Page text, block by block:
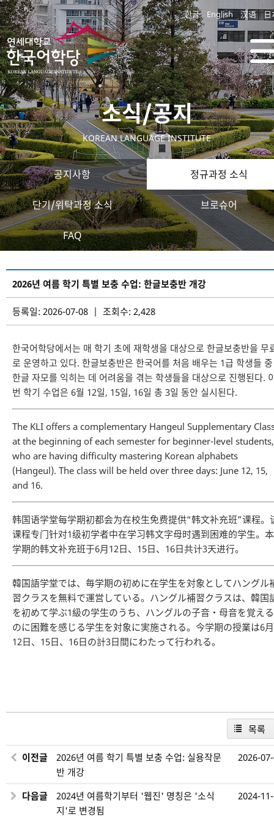
한글 English 汉语 日
소식/공지
KOREAN LANGUAGE INSTITUTE
공지사항 정규과정 소식
단기/위탁과정 소식 브로슈어
FAQ
2026년 여름 학기 특별 보충 수업: 한글보충반 개강
등록일: 2026-07-08 | 조회수: 2,428
한국어학당에서는 매 학기 초에 재학생을 대상으로 한글보충반을 무
로 운영하고 있다. 한글보충반은 한국어를 처음 배우는 1급 학생들 중
한글 자모를 익히는 데 어려움을 겪는 학생들을 대상으로 진행된다.
번 학기 수업은 6월 12일, 15일, 16일 총 3일 동안 실시된다.
The KLI offers a complementary Hangeul Supplementary
at the beginning of each semester for beginner-level students,
who are having difficulty mastering Korean alphabets
(Hangeul). The class will be held over three days: June 12, 15,
and 16.
韩国语学堂每学期初都会为在校生免费提供“韩文补充班”课程。
课程专门针对1级初学者中在学习韩文字母时遇到困难的学生。本
学期的韩文补充班于6月12日、15日、16日共计3天进行。
韓国語学堂では、毎学期の初めに在学生を対象としてハングル
習クラスを無料で運営している。ハングル補習クラスは、韓国
を初めて学ぶ1級の学生のうち、ハングルの子音・母音を覚える
のに困難を感じる学生を対象に実施される。今学期の授業は6月
12日、15日、16日の計3日間にわたって行われる。
목록
이전글
2026년 여름 학기 특별 보충 수업: 실용작문
반 개강
2026-
다음글
2024년 여름학기부터 '웹진' 명칭은 '소식
지'로 변경됨
2024-